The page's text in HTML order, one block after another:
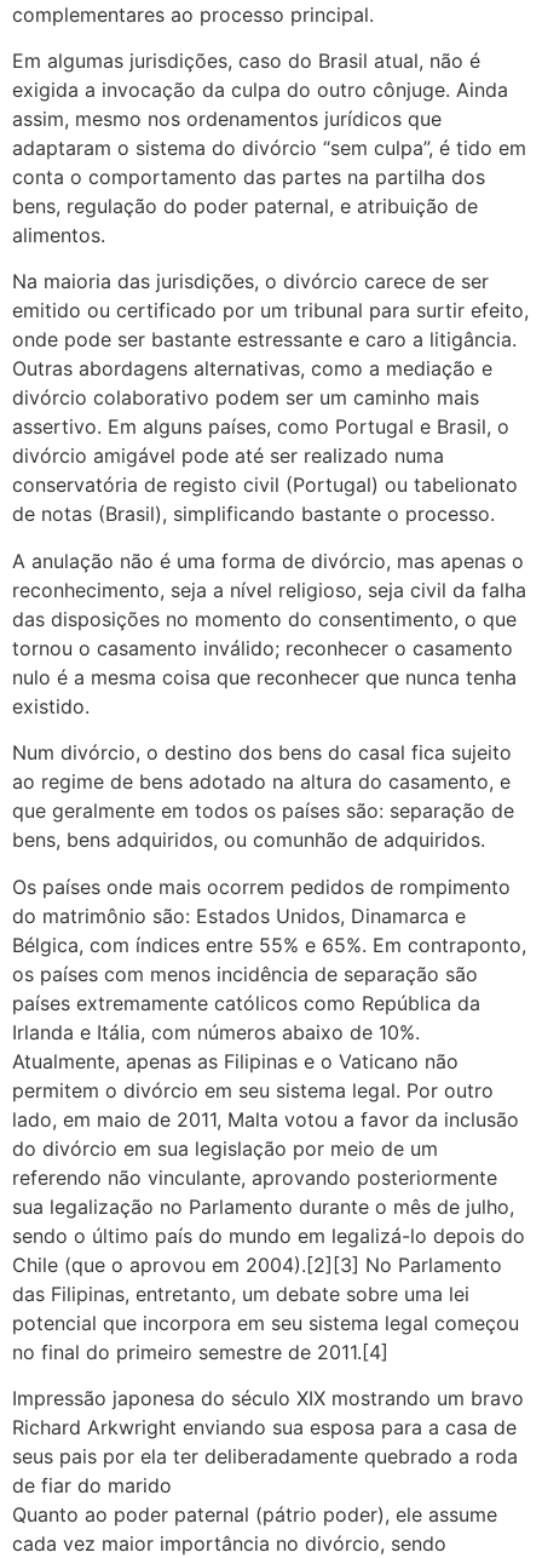
complementares ao processo principal.
Em algumas jurisdições, caso do Brasil atual, não é
exigida a invocação da culpa do outro cônjuge. Ainda
assim, mesmo nos ordenamentos jurídicos que
adaptaram o sistema do divórcio “sem culpa”, é tido em
conta o comportamento das partes na partilha dos
bens, regulação do poder paternal, e atribuição de
alimentos.
Na maioria das jurisdições, o divórcio carece de ser
emitido ou certificado por um tribunal para surtir efeito,
onde pode ser bastante estressante e caro a litigância.
Outras abordagens alternativas, como a mediação e
divórcio colaborativo podem ser um caminho mais
assertivo. Em alguns países, como Portugal e Brasil, o
divórcio amigável pode até ser realizado numa
conservatória de registo civil (Portugal) ou tabelionato
de notas (Brasil), simplificando bastante o processo.
A anulação não é uma forma de divórcio, mas apenas o
reconhecimento, seja a nível religioso, seja civil da falha
das disposições no momento do consentimento, o que
tornou o casamento inválido; reconhecer o casamento
nulo é a mesma coisa que reconhecer que nunca tenha
existido.
Num divórcio, o destino dos bens do casal fica sujeito
ao regime de bens adotado na altura do casamento, e
que geralmente em todos os países são: separação de
bens, bens adquiridos, ou comunhão de adquiridos.
Os países onde mais ocorrem pedidos de rompimento
do matrimônio são: Estados Unidos, Dinamarca e
Bélgica, com índices entre 55% e 65%. Em contraponto,
os países com menos incidência de separação são
países extremamente católicos como República da
Irlanda e Itália, com números abaixo de 10%.
Atualmente, apenas as Filipinas e o Vaticano não
permitem o divórcio em seu sistema legal. Por outro
lado, em maio de 2011, Malta votou a favor da inclusão
do divórcio em sua legislação por meio de um
referendo não vinculante, aprovando posteriormente
sua legalização no Parlamento durante o mês de julho,
sendo o último país do mundo em legalizá-lo depois do
Chile (que o aprovou em 2004).[2][3] No Parlamento
das Filipinas, entretanto, um debate sobre uma lei
potencial que incorpora em seu sistema legal começou
no final do primeiro semestre de 2011.[4]
Impressão japonesa do século XIX mostrando um bravo
Richard Arkwright enviando sua esposa para a casa de
seus pais por ela ter deliberadamente quebrado a roda
de fiar do marido
Quanto ao poder paternal (pátrio poder), ele assume
cada vez maior importância no divórcio, sendo